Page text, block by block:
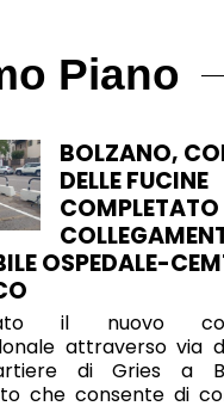
Piano
BOLZANO,
DELLE FUCINE
COMPLETATO
OSPEDALE-
il nuovo
attraverso via
di Gries a
che consente di